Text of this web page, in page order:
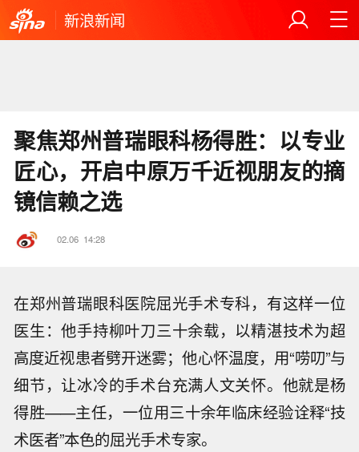
新浪新闻
聚焦郑州普瑞眼科杨得胜：以专业
匠心，开启中原万千近视朋友的摘
镜信赖之选
02.06 14:28
在郑州普瑞眼科医院屈光手术专科，有这样一位
医生：他手持柳叶刀三十余载，以精湛技术为超
高度近视患者劈开迷雾；他心怀温度，用“唠叨”与
细节，让冰冷的手术台充满人文关怀。他就是杨
得胜——主任，一位用三十余年临床经验诠释“技
术医者”本色的屈光手术专家。